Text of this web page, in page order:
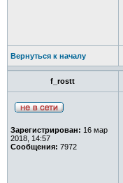
Вернуться к началу
f_rostt
Зарегистрирован: 16 мар
2018, 14:57
Сообщения: 7972